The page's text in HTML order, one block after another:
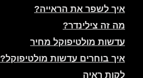
איך לשפר את הראייה?
מה זה צילינדר?
עדשות מולטיפוקל מחיר
איך בוחרים עדשות מולטיפוקל?
לקות ראיה